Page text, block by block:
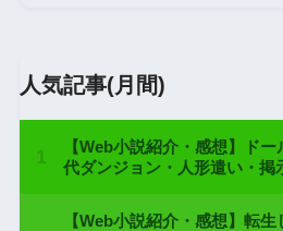
人気記事(月間)